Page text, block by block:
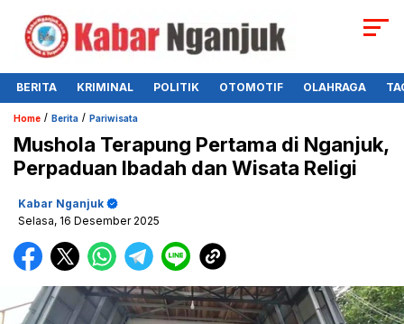
BERITA KRIMINAL POLITIK OTOMOTIF OLAHRAGA
Home / Berita / Pariwisata
Mushola Terapung Pertama di Nganjuk,
Perpaduan Ibadah dan Wisata Religi
Kabar Nganjuk
Selasa, 16 Desember 2025